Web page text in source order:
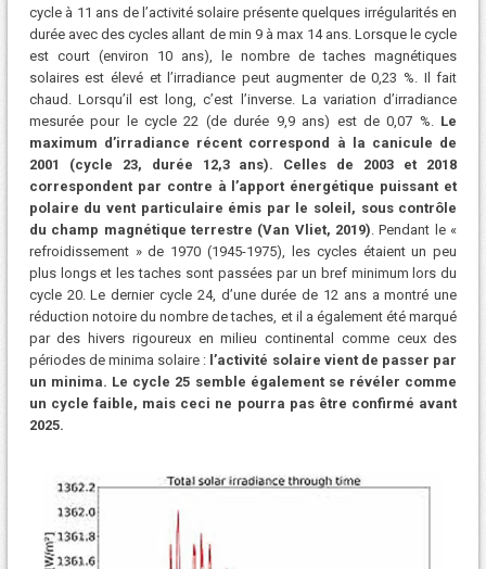
cycle à 11 ans de l’activité solaire présente quelques irrégularités en
durée avec des cycles allant de min 9 à max 14 ans. Lorsque le cycle
est court (environ 10 ans), le nombre de taches magnétiques
solaires est élevé et l’irradiance peut augmenter de 0,23 %. Il fait
chaud. Lorsqu’il est long, c’est l’inverse. La variation d’irradiance
mesurée pour le cycle 22 (de durée 9,9 ans) est de 0,07 %. Le
maximum d’irradiance récent correspond à la canicule de
2001 (cycle 23, durée 12,3 ans). Celles de 2003 et 2018
correspondent par contre à l’apport énergétique puissant et
polaire du vent particulaire émis par le soleil, sous contrôle
du champ magnétique terrestre (Van Vliet, 2019) . Pendant le «
refroidissement » de 1970 (1945-1975), les cycles étaient un peu
plus longs et les taches sont passées par un bref minimum lors du
cycle 20. Le dernier cycle 24, d’une durée de 12 ans a montré une
réduction notoire du nombre de taches, et il a également été marqué
par des hivers rigoureux en milieu continental comme ceux des
périodes de minima solaire : l’activité solaire vient de passer par
un minima. Le cycle 25 semble également se révéler comme
un cycle faible, mais ceci ne pourra pas être confirmé avant
2025.